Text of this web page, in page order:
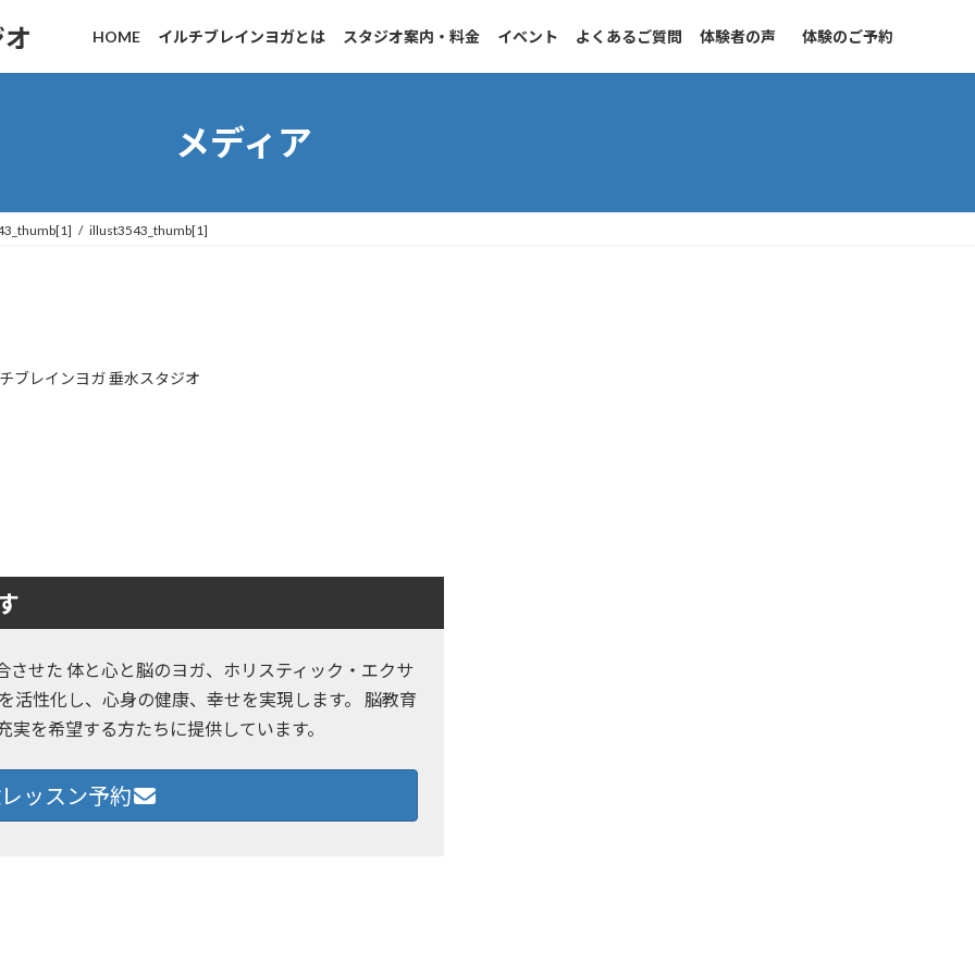
HOME イルチブレインヨガとは スタジオ案内・料金 イベント よくあるご質問 体験者の声 体験のご予約
メディア
illust3543_thumb[1]
ブレインヨガ 垂水スタジオ
せた 体と心と脳のヨガ、ホリスティック・エクサ
活性化し、心身の健康、幸せを実現します。 脳教育
を希望する方たちに提供しています。
ッスン予約